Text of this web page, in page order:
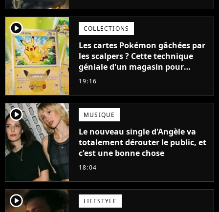
player2 COLLECTIONS
Les cartes Pokémon gâchées par
les scalpers ? Cette technique
géniale d'un magasin pour
ruiner les revendeurs
19:16
player2 MUSIQUE
Le nouveau single d'Angèle va
totalement dérouter le public, et
c'est une bonne chose
18:04
player2 LIFESTYLE